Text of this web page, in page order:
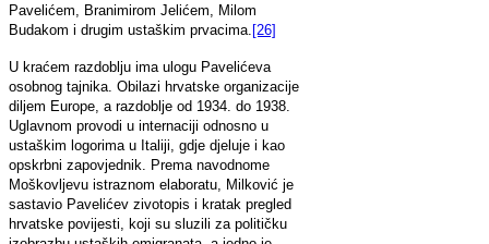
Pavelićem, Branimirom Jelićem, Milom
Budakom i drugim ustaškim prvacima. [26]
U kraćem razdoblju ima ulogu Pavelićeva
osobnog tajnika. Obilazi hrvatske organizacije
diljem Europe, a razdoblje od 1934. do 1938.
Uglavnom provodi u internaciji odnosno u
ustaškim logorima u Italiji, gdje djeluje i kao
opskrbni zapovjednik. Prema navodnome
Moškovljevu istraznom elaboratu, Milković je
sastavio Pavelićev zivotopis i kratak pregled
hrvatske povijesti, koji su sluzili za političku